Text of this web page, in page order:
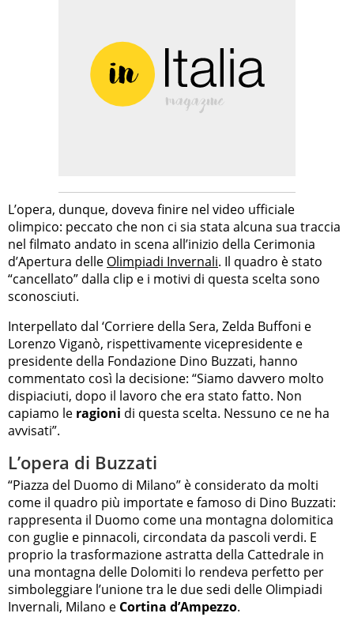
L’opera, dunque, doveva finire nel video ufficiale
olimpico: peccato che non ci sia stata alcuna sua traccia
nel filmato andato in scena all’inizio della Cerimonia
d’Apertura delle Olimpiadi Invernali. Il quadro è stato
“cancellato” dalla clip e i motivi di questa scelta sono
sconosciuti.
Interpellato dal ‘Corriere della Sera, Zelda Buffoni e
Lorenzo Viganò, rispettivamente vicepresidente e
presidente della Fondazione Dino Buzzati, hanno
commentato così la decisione: “Siamo davvero molto
dispiaciuti, dopo il lavoro che era stato fatto. Non
capiamo le ragioni di questa scelta. Nessuno ce ne ha
avvisati”.
L’opera di Buzzati
“Piazza del Duomo di Milano” è considerato da molti
come il quadro più importate e famoso di Dino Buzzati:
rappresenta il Duomo come una montagna dolomitica
con guglie e pinnacoli, circondata da pascoli verdi. E
proprio la trasformazione astratta della Cattedrale in
una montagna delle Dolomiti lo rendeva perfetto per
simboleggiare l’unione tra le due sedi delle Olimpiadi
Invernali, Milano e Cortina d’Ampezzo.